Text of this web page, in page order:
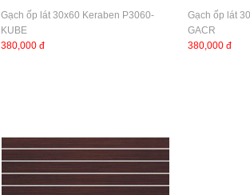
Gạch ốp lát 30x60 Keraben P3060-
KUBE
380,000 đ
Gạch ốp lát
GACR
380,000 đ